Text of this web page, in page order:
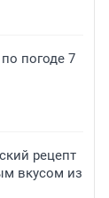
погоде 7
рецепт
вкусом из